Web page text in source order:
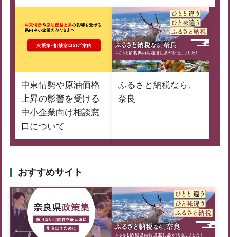
中東情勢や原油価格
上昇の影響を受ける
中小企業向け相談窓
口について
ふるさと納税なら、
奈良
おすすめサイト